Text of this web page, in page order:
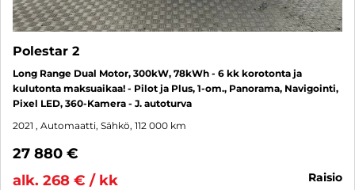
Polestar 2
Long Range Dual Motor, 300kW, 78kWh - 6 kk korotonta ja
kulutonta maksuaikaa! - Pilot ja Plus, 1-om., Panorama, Navigointi,
Pixel LED, 360-Kamera - J. autoturva
2021 , Automaatti, Sähkö, 112 000 km
27 880 €
alk. 268 € / kk
raisio